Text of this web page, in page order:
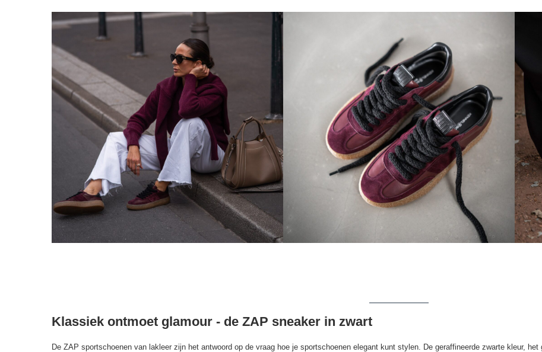
Klassiek ontmoet glamour - de ZAP sneaker in zwart
De ZAP sportschoenen van lakleer zijn het antwoord op de vraag hoe je sportschoenen elegant kunt stylen. De geraffineerde zwarte kleur,